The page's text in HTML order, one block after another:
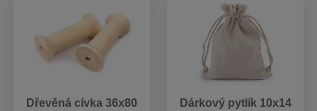
Dřevěná cívka 36x80
Dárkový pytlík 10x14